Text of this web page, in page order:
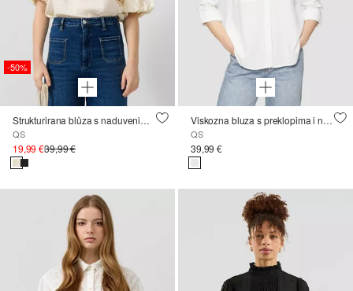
-50%
Strukturirana blůza s naduvenim rukavima
QS
19,99 €39,99 €
Viskozna bluza s preklopima i našivenim džepovima
QS
39,99 €